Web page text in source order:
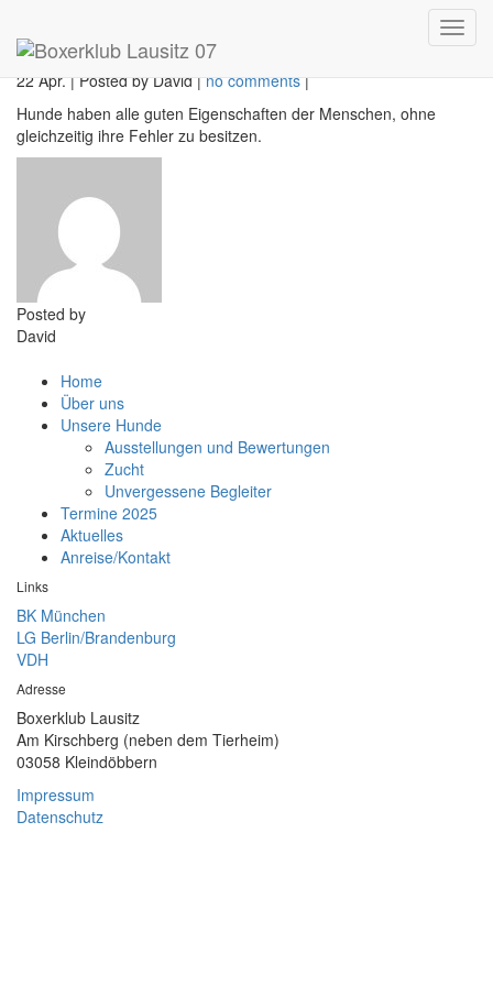
Friedrich der Große
22 Apr.|Posted by David| no comments |
Hunde haben alle guten Eigenschaften der Menschen, ohne
gleichzeitig ihre Fehler zu besitzen.
Posted by
David
Home
Über uns
Unsere Hunde
Ausstellungen und Bewertungen
Zucht
Unvergessene Begleiter
Termine 2025
Aktuelles
Anreise/Kontakt
Links
BK München
LG Berlin/Brandenburg
VDH
Adresse
Boxerklub Lausitz
Am Kirschberg (neben dem Tierheim)
03058 Kleindöbbern
Impressum
Datenschutz